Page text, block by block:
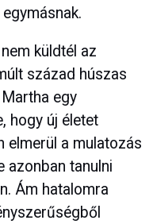
küldtél az
század húszas
egy
hogy új életet
elmerül a mulatozás
azonban tanulni
Ám hatalomra